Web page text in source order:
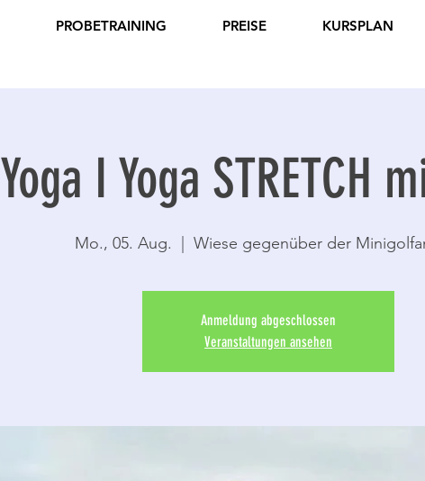
PROBETRAINING PREISE KURSPLAN
Yoga I Yoga STRETCH
Mo., 05. Aug. Wiese gegenüber der
Anmeldung abgeschlossen
Veranstaltungen ansehen